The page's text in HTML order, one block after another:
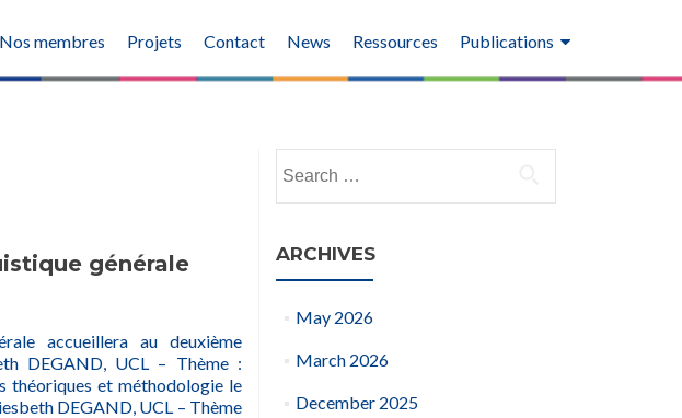
Nos membres Projets Contact News Ressources Publications
générale
accueillera au deuxième
DEGAND, UCL – Thème :
théoriques et méthodologie le
DEGAND, UCL – Thème
for:
ARCHIVES
May 2026
March 2026
December 2025